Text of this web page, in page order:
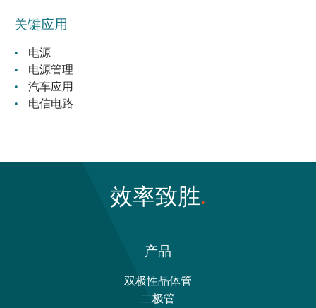
关键应用
电源
电源管理
汽车应用
电信电路
效率致胜
产品
双极性晶体管
二极管